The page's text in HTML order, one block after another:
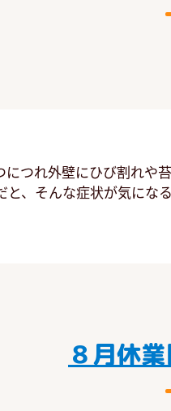
つれ外壁にひび割れや
、そんな症状が気にな
８月休